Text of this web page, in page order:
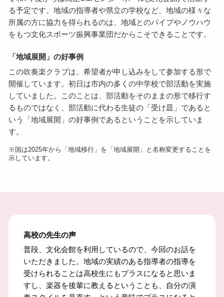
る予定です。地域の指導者や県立の学校など、地域の様々な
所属の方に協力を得られるのは、地域とのパイプやノウハウ
をもつ文化スポーツ振興事業団だからこそできることです。
「地域展開」の好事例
この吹奏楽クラブは、希望者が申し込みをして参加する形で
開催しています。初日は市内の多くの中学校で部活動を実施
していました。このことは、部活動をそのままの形で移行す
るものではなく、部活動に代わる生徒の「受け皿」であると
いう「地域展開」の好事例であるということを示していま
す。
※国は2025年から「地域移行」を「地域展開」と名称変更することを
示しています。
高校の先生の声
普段、文化会館を利用しているので、今回のお話を
いただきました。地域の実績のある指導者の指導を
受けられることは高校生にもプラスになると思いま
すし、楽器を後輩に教えるということも、自分の演